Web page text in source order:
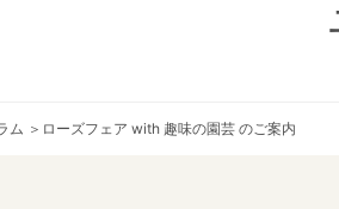
ム ＞ ローズフェア with 趣味の園芸 のご案内